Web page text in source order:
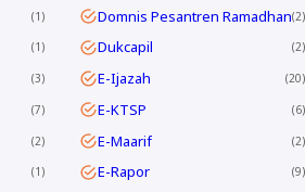
1 Domnis Pesantren Ramadhan 2
1 Dukcapil 2
3 E-Ijazah 20
7 E-KTSP 6
2 E-Maarif 2
1 E-Rapor 9